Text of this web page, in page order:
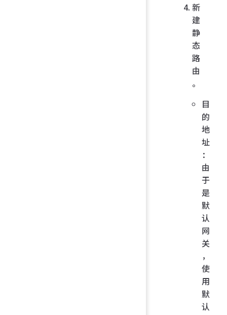
新
建
静
态
路
由
。
目
的
地
址
：
由
于
是
默
认
网
关
，
使
用
默
认